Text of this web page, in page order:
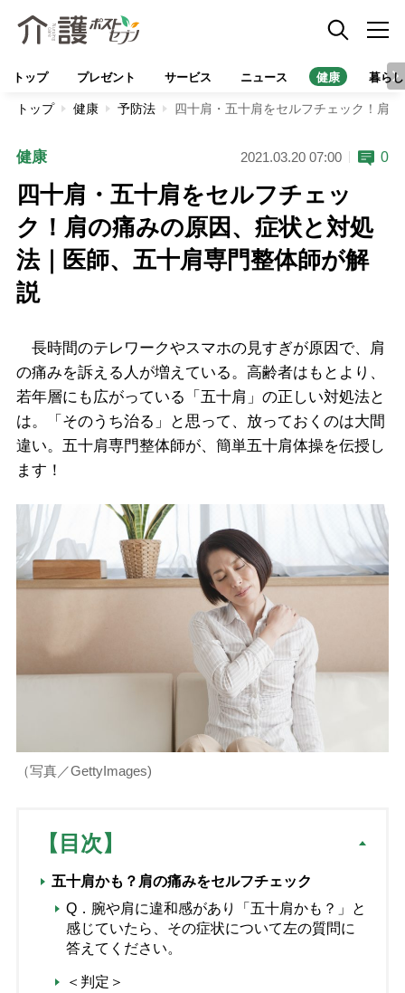
トップ プレゼント サービス ニュース 健康 暮らし
トップ 健康 予防法 四十肩・五十肩をセルフチェック！肩
健康 2021.03.20 07:00 0
四十肩・五十肩をセルフチェッ
ク！肩の痛みの原因、症状と対処
法｜医師、五十肩専門整体師が解
説
長時間のテレワークやスマホの見すぎが原因で、肩
の痛みを訴える人が増えている。高齢者はもとより、
若年層にも広がっている「五十肩」の正しい対処法と
は。「そのうち治る」と思って、放っておくのは大間
違い。五十肩専門整体師が、簡単五十肩体操を伝授し
ます！
（写真／GettyImages)
【目次】
五十肩かも？肩の痛みをセルフチェック
Q．腕や肩に違和感があり「五十肩かも？」と
感じていたら、その症状について左の質問に
答えてください。
＜判定＞